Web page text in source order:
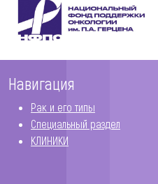
Навигация
Рак и его типы
Специальный раздел
КЛИНИКИ